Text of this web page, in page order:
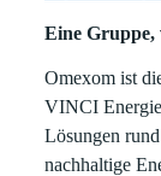
Eine Gruppe,
Omexom ist
VINCI
Lösungen
nachhaltige